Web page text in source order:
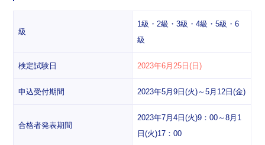
級
1級・2級・3級・4級・5級・6
級
検定試験日 2023年6月25日(日)
申込受付期間 2023年5月9日(火)～5月12日(金)
合格者発表期間
2023年7月4日(火)9：00～8月1
日(火)17：00